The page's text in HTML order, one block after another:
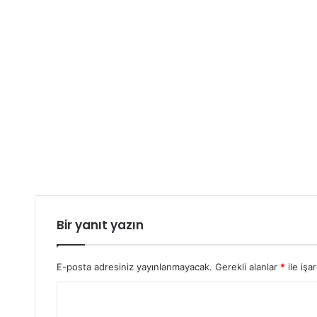
Bir yanıt yazın
E-posta adresiniz yayınlanmayacak. Gerekli alanlar *ile